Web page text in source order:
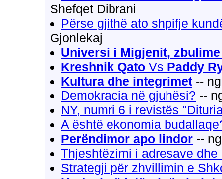
Shefqet Dibrani
Përse gjithë ato shpifje
Gjonlekaj
Universi i Migjenit,
Kreshnik Qato Vs Paddy
Kultura dhe integrimet --
Demokracia në gjuhësi? --
NY, numri 6 i revistës
A është ekonomia
Perëndimor apo lindor --
Thjeshtëzimi i adresave dhe
Strategji për zhvillimin e